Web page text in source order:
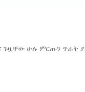
ጉዟቸው ሁሉ ምርጡን ጥራት